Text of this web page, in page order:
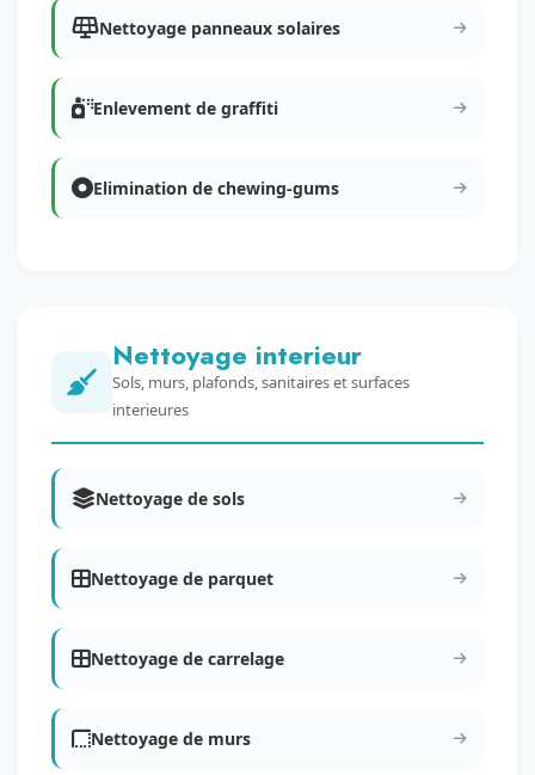
Nettoyage panneaux solaires
Enlevement de graffiti
Elimination de chewing-gums
Nettoyage interieur
Sols, murs, plafonds, sanitaires et surfaces
interieures
Nettoyage de sols
Nettoyage de parquet
Nettoyage de carrelage
Nettoyage de murs